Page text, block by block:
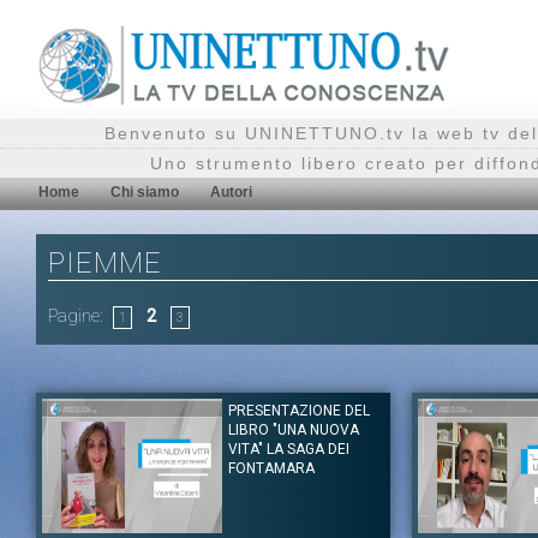
Benvenuto su UNINETTUNO.tv la web tv
Uno strumento libero creato per
Home Chi siamo Autori
PIEMME
Pagine: 1 2 3
PRESENTAZIONE DEL
LIBRO "UNA NUOVA
VITA" LA SAGA DEI
FONTAMARA